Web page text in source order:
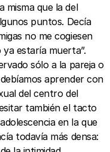
misma que la del
puntos. Decía
no me cogiesen
estaría muerta”.
sólo a la pareja o
aprender con
del centro del
también el tacto
en la que
todavía más densa: